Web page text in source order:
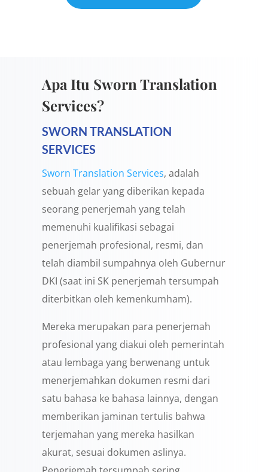
Apa Itu Sworn Translation
Services?
SWORN TRANSLATION
SERVICES
Sworn Translation Services, adalah
sebuah gelar yang diberikan kepada
seorang penerjemah yang telah
memenuhi kualifikasi sebagai
penerjemah profesional, resmi, dan
telah diambil sumpahnya oleh Gubernur
DKI (saat ini SK penerjemah tersumpah
diterbitkan oleh kemenkumham).
Mereka merupakan para penerjemah
profesional yang diakui oleh pemerintah
atau lembaga yang berwenang untuk
menerjemahkan dokumen resmi dari
satu bahasa ke bahasa lainnya, dengan
memberikan jaminan tertulis bahwa
terjemahan yang mereka hasilkan
akurat, sesuai dokumen aslinya.